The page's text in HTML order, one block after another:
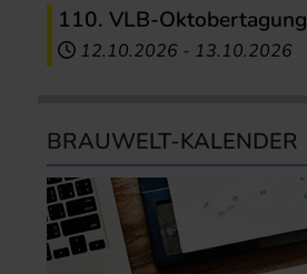
110. VLB-Oktobertagung
12.10.2026 - 13.10.2026
BRAUWELT-KALENDER